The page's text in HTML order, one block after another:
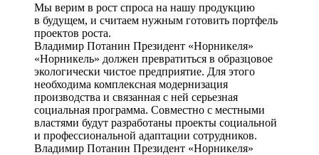
Мы верим в рост спроса на нашу продукцию
в будущем, и считаем нужным готовить портфель
проектов роста.
Владимир Потанин Президент «Норникеля»
«Норникель» должен превратиться в образцовое
экологически чистое предприятие. Для этого
необходима комплексная модернизация
производства и связанная с ней серьезная
социальная программа. Совместно с местными
властями будут разработаны проекты социальной
и профессиональной адаптации сотрудников.
Владимир Потанин Президент «Норникеля»